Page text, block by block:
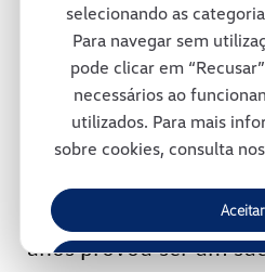
selecionando as
Para navegar sem
pode clicar em
necessários ao
utilizados. Para mais
sobre cookies, consulta
Aceitar
Recusar
Ônibus em Resende
inovador em termos
respeito ao
ambiente. Trata-
inovador de gestão e
anos provou ser um